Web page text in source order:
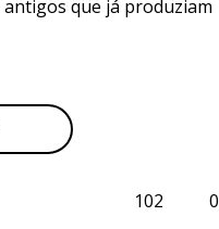
que já produziam
0
102